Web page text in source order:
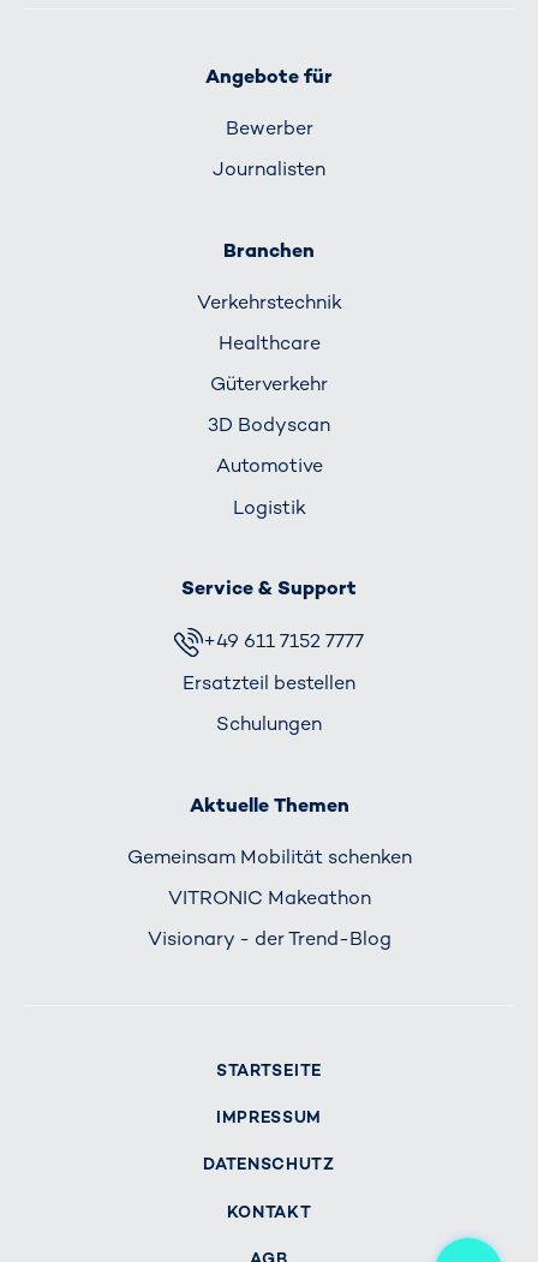
Angebote für
Bewerber
Journalisten
Branchen
Verkehrs­technik
Healthcare
Güterverkehr
3D Bodyscan
Automotive
Logistik
Service & Support
+49 611 7152 7777
Ersatzteil bestellen
Schulungen
Aktuelle Themen
Gemeinsam Mobilität schenken
VITRONIC Makeathon
Visionary - der Trend-Blog
STARTSEITE
IMPRESSUM
DATENSCHUTZ
KONTAKT